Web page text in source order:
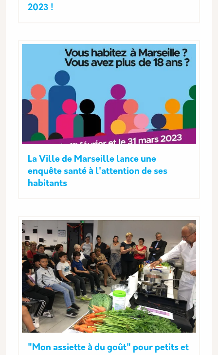
2023 !
La Ville de Marseille lance une
enquête santé à l'attention de ses
habitants
"Mon assiette à du goût" pour petits et